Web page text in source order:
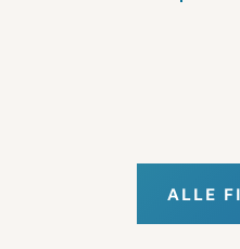
ALLE